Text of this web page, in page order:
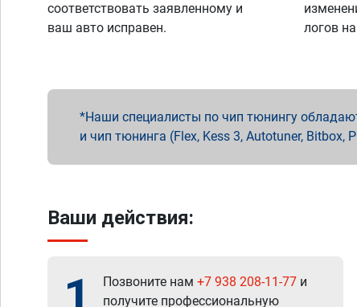
соответствовать заявленному и
ваш авто исправен.
логов
Наши специалисты по чип тюнингу
и чип тюнинга (Flex, Kess 3, Autotuner, Bitbox,
Ваши действия:
Позвоните нам +7 938 208-11-77 и
получите профессиональную